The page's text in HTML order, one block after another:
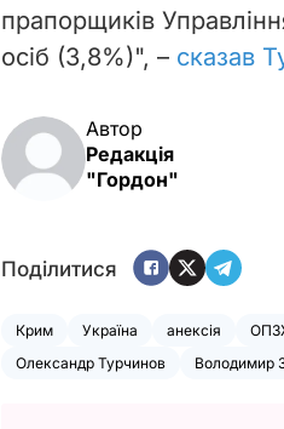
прапорщиків
осіб (3,8%)", – сказав
Автор
Редакція
"Гордон"
Поділитися
Крим Україна анексія
Олександр Турчинов
Володимир